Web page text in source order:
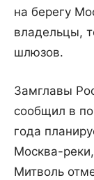
на берегу
владельцы,
шлюзов.
Замглавы
сообщил в
года
Москва-
Митволь